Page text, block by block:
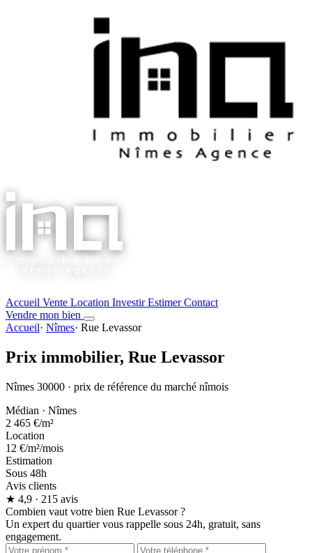
Accueil Vente Location InvestirEstimerContact
Vendre mon bien
Accueil· Nîmes· Rue Levassor
Prix immobilier, Rue Levassor
Nîmes 30000 · prix de référence du marché nîmois
Médian · Nîmes
2 465 €/m²
Location
12 €/m²/mois
Estimation
Sous 48h
Avis clients
★ 4,9 · 215 avis
Combien vaut votre bien Rue Levassor ?
Un expert du quartier vous rappelle sous 24h, gratuit, sans
engagement.